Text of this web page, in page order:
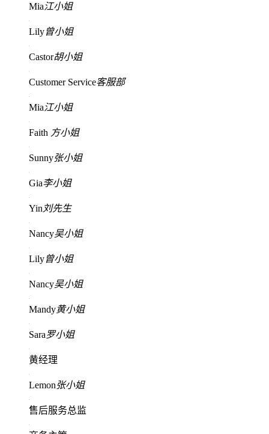
Mia江小姐
Lily曾小姐
Castor胡小姐
Customer Service客服部
Mia江小姐
Faith 方小姐
Sunny张小姐
Gia李小姐
Yin 刘先生
Nancy吴小姐
Lily曾小姐
Nancy吴小姐
Mandy黄小姐
Sara罗小姐
黄经理
Lemon张小姐
售后服务总监